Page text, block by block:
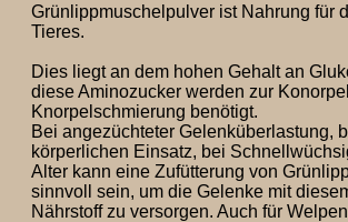
Grünlippmuschelpulver ist Nahrung für
Tieres.
Dies liegt an dem hohen Gehalt an
diese Aminozucker werden zur
Knorpelschmierung benötigt.
Bei angezüchteter Gelenküberlastung,
körperlichen Einsatz, bei
Alter kann eine Zufütterung von
sinnvoll sein, um die Gelenke mit
Nährstoff zu versorgen. Auch für